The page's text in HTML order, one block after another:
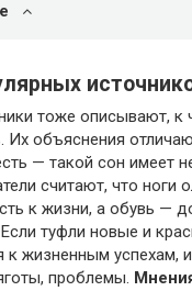
тоже описывают, к
Их объяснения
— такой сон имеет
считают, что ноги
к жизни, а обувь —
туфли новые и
к жизненным успехам,
проблемы.